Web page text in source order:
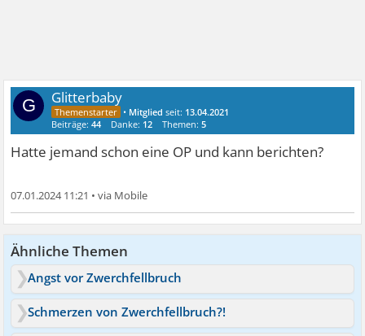
G Glitterbaby
• Mitglied seit: 13.04.2021
Beiträge:44 Danke: 12 Themen:5
Hatte jemand schon eine OP und kann berichten?
07.01.2024 11:21 •
Ähnliche Themen
Angst vor Zwerchfellbruch
Schmerzen von Zwerchfellbruch?!